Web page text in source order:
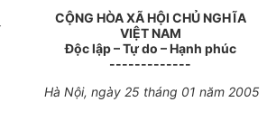
CỘNG HÒA XÃ HỘI CHỦ NGHĨA
VIỆT NAM
Độc lập – Tự do – Hạnh phúc
-------------
Hà Nội, ngày 25 tháng 01 năm 2005